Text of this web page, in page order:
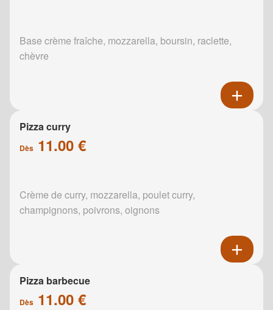
Base crème fraîche, mozzarella, boursin, raclette,
chèvre
Pizza curry
Dès 11.00 €
Crème de curry, mozzarella, poulet curry,
champignons, poivrons, oignons
Pizza barbecue
Dès 11.00 €